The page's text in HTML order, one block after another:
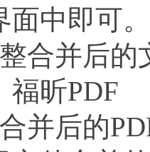
面中即可
合并后
福昕PDF
并后的